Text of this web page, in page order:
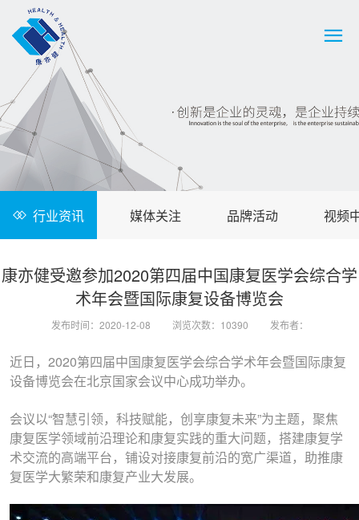
行业资讯 媒体关注 品牌活动 视频
康亦健受邀参加2020第四届中国康复医学会综合学
术年会暨国际康复设备博览会
发布时间：2020-12-08 浏览次数：10390 发布者：
近日，2020第四届中国康复医学会综合学术年会暨国际康复
设备博览会在北京国家会议中心成功举办。
会议以“智慧引领，科技赋能，创享康复未来”为主题，聚焦
康复医学领域前沿理论和康复实践的重大问题，搭建康复学
术交流的高端平台，铺设对接康复前沿的宽广渠道，助推康
复医学大繁荣和康复产业大发展。